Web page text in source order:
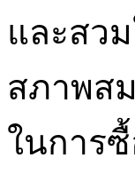
และสว
สภาพส
ในการ